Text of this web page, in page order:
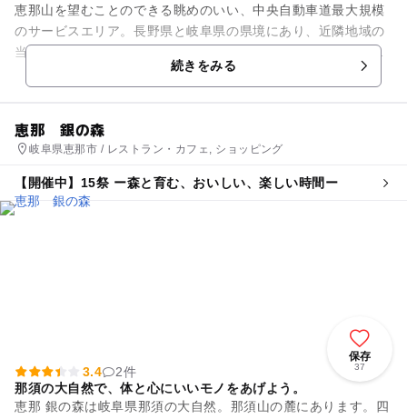
恵那山を望むことのできる眺めのいい、中央自動車道最大規模
のサービスエリア。長野県と岐阜県の県境にあり、近隣地域の
当地グルメを楽しむ事が出来ます。現代版峠の茶屋をイメージ
して建てられたという館内に...続きをみる
恵那 銀の森
岐阜県恵那市 / レストラン・カフェ, ショッピング
【開催中】15祭 ー森と育む、おいしい、楽しい時間ー
保存
37
3.4
2件
那須の大自然で、体と心にいいモノをあげよう。
恵那 銀の森は岐阜県那須の大自然。那須山の麓にあります。四